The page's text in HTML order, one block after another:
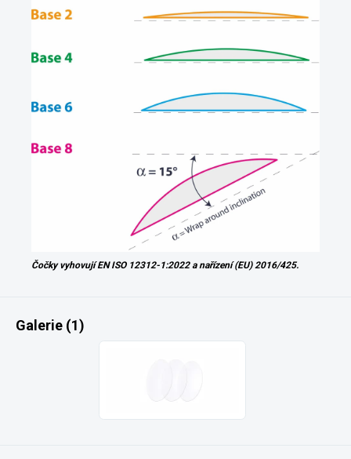
Čočky vyhovují EN ISO 12312-1:2022 a nařízení (EU) 2016/425.
Galerie (1)